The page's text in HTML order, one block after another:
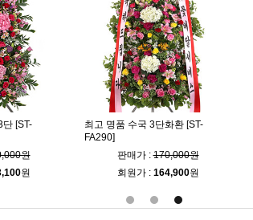
단 [ST-
원
원
최고 명품 수국 3단화환 [ST-
FA290]
판매가 :170,000원
회원가 : 164,900원